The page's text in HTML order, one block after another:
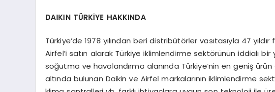
DAIKIN TÜRKİYE HAKKINDA
Türkiye’de 1978 yılından beri distribütörler vasıtasıyla 47
Airfel’i satın alarak Türkiye iklimlendirme sektörünün iddialı bir
soğutma ve havalandırma alanında Türkiye’nin en geniş ürün
altında bulunan Daikin ve Airfel markalarının iklimlendirme